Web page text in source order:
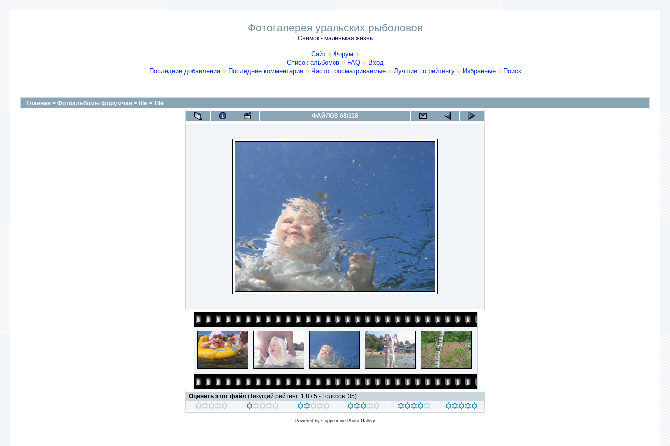
Фотогалерея уральских рыболовов
Снимок - маленькая жизнь
Сайт
Форум
Список альбомов
FAQ
Вход
Последние добавления
Последние комментарии Часто просматриваемые Лучшие по рейтингу Избранные Поиск
Главная > Фотоальбомы форумчан > tile > Tile
ФАЙЛОВ 68/118
Оценить этот файл (Текущий рейтинг: 1.8 / 5 - Голосов: 35)
Powered by Coppermine Photo Gallery